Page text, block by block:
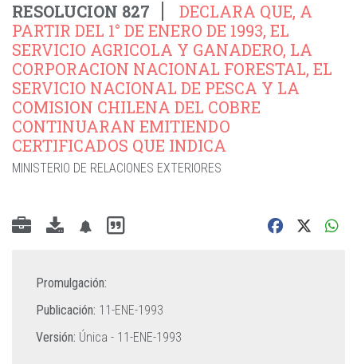
RESOLUCION 827
DECLARA QUE, A
PARTIR DEL 1° DE ENERO DE 1993, EL
SERVICIO AGRICOLA Y GANADERO, LA
CORPORACION NACIONAL FORESTAL, EL
SERVICIO NACIONAL DE PESCA Y LA
COMISION CHILENA DEL COBRE
CONTINUARAN EMITIENDO
CERTIFICADOS QUE INDICA
MINISTERIO DE RELACIONES EXTERIORES
Promulgación:
Publicación: 11-ENE-1993
Versión: Única - 11-ENE-1993